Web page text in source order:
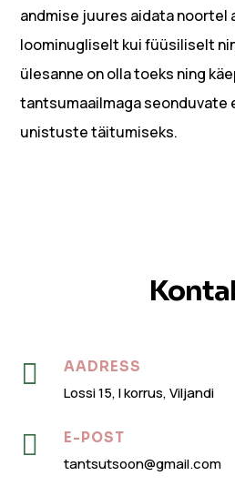
andmise juures aidata noortel
loominugliselt kui füüsiliselt
ülesanne on olla toeks ning
tantsumaailmaga seonduvate
unistuste täitumiseks.
 AADRESS
Lossi 15, I korrus, Viljandi
 E-POST
tantsutsoon@gmail.com